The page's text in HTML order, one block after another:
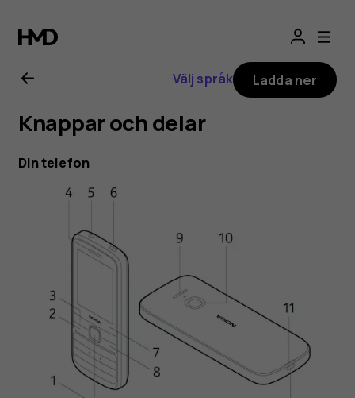
Nokia
225
4G
–
Välj språk Ladda ner
Knappar och delar
Din telefon